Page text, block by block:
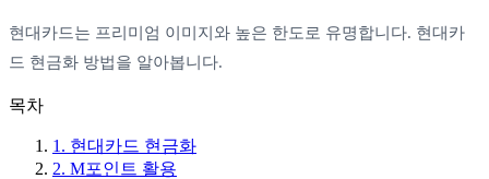
현대카드는 프리미엄 이미지와 높은 한도로 유명합니다. 현대카
드 현금화 방법을 알아봅니다.
목차
1 . 현대카드 현금화
2. M포인트 활용